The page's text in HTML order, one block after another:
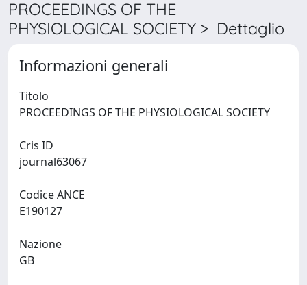
PROCEEDINGS OF THE
PHYSIOLOGICAL SOCIETY > Dettaglio
Informazioni generali
Titolo
Cris ID
Codice ANCE
Nazione